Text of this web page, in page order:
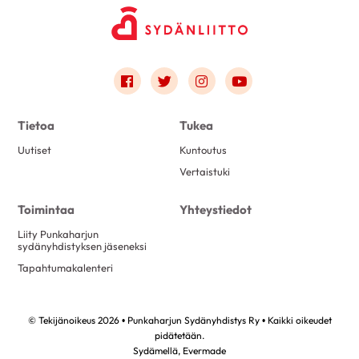
Link to facebook
Link to twitter
Link to instagram
Link to youtube
Tietoa
Uutiset
Tukea
Kuntoutus
Vertaistuki
Toimintaa
Liity Punkaharjun
sydänyhdistyksen jäseneksi
Tapahtumakalenteri
Yhteystiedot
© Tekijänoikeus 2026 • Punkaharjun Sydänyhdistys Ry • Kaikki oikeudet
pidätetään.
Sydämellä, Evermade